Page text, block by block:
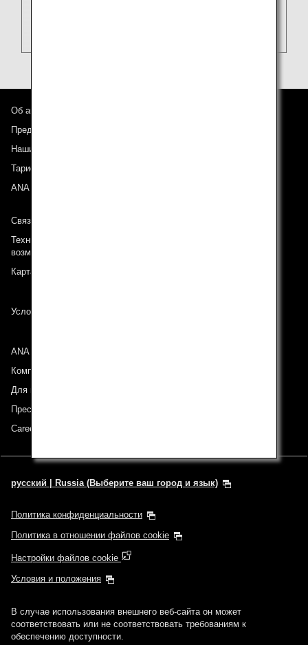
Об авиакомпании ANA
Предложения и объявления
Наши направления
Тариф ANA Experience
ANA Mileage Club
Связь с ANA
Техническая поддержка (Для клиентов с ограниченными
возможностями)
Карта сайта
Условия перевозки
ANA Group
Компании группы
Для инвесторов
Пресс-релизы
Careers (English Only)
русский | Russia (Выберите ваш город и язык)
Политика конфиденциальности
Политика в отношении файлов cookie
Настройки файлов cookie
Условия и положения
В случае использования внешнего веб-сайта он может
соответствовать или не соответствовать требованиям к
обеспечению доступности.